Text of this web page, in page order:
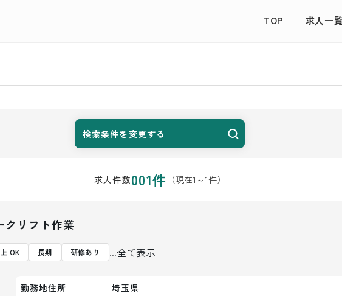
TOP 求人一
検索条件を変更する
求人件数001件 （現在1 ～1件）
リフト作業
OK 長期 研修あり ...全て表示
勤務地住所
埼玉県